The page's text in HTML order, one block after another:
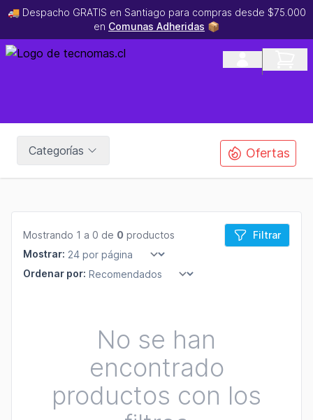
🚚 Despacho GRATIS en Santiago para compras desde $75.000
en Comunas Adheridas 📦
Categorías Ofertas
Mostrando 1 a 0 de 0 productos
Filtrar
Mostrar:
Ordenar por:
No se han
encontrado
productos con los